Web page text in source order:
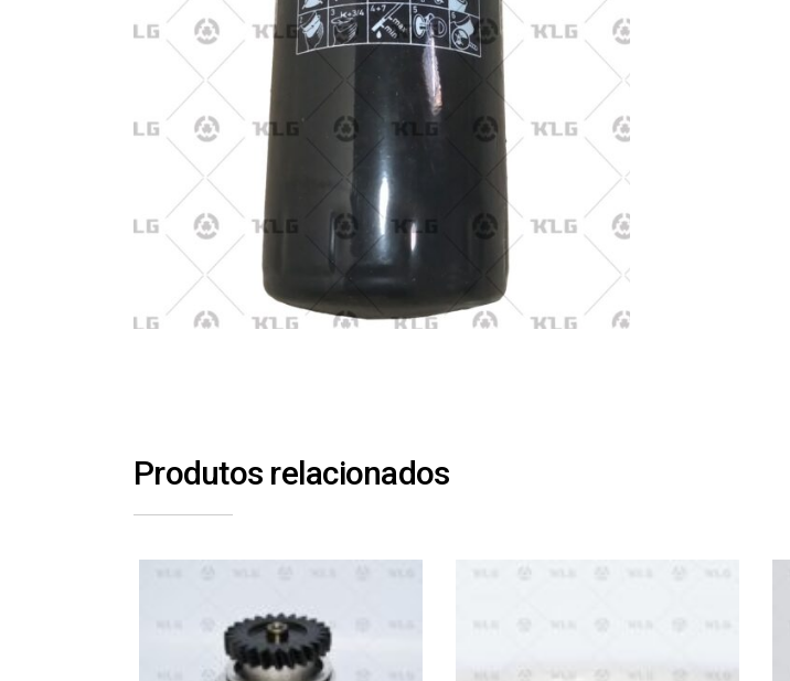
Produtos relacionados